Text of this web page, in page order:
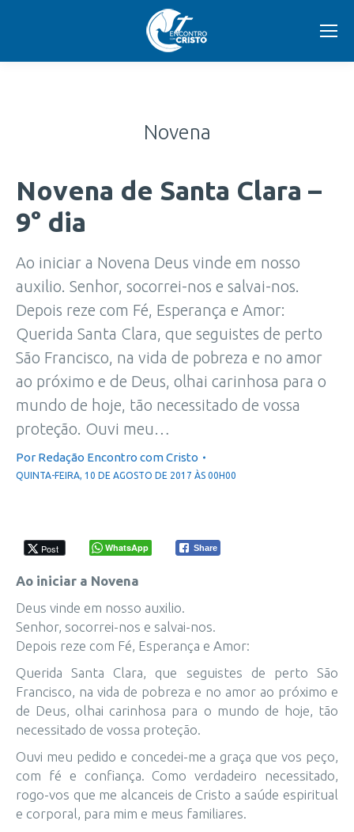
Novena
Novena de Santa Clara –
9° dia
Ao iniciar a Novena Deus vinde em nosso
auxilio. Senhor, socorrei-nos e salvai-nos.
Depois reze com Fé, Esperança e Amor:
Querida Santa Clara, que seguistes de perto
São Francisco, na vida de pobreza e no amor
ao próximo e de Deus, olhai carinhosa para o
mundo de hoje, tão necessitado de vossa
proteção. Ouvi meu…
Por Redação Encontro com Cristo
QUINTA-FEIRA, 10 DE AGOSTO DE 2017 ÀS 00H00
Post WhatsApp Share
Ao iniciar a Novena
Deus vinde em nosso auxilio.
Senhor, socorrei-nos e salvai-nos.
Depois reze com Fé, Esperança e Amor:
Querida Santa Clara, que seguistes de perto São
Francisco, na vida de pobreza e no amor ao próximo e
de Deus, olhai carinhosa para o mundo de hoje, tão
necessitado de vossa proteção.
Ouvi meu pedido e concedei-me a graça que vos peço,
com fé e confiança. Como verdadeiro necessitado,
rogo-vos que me alcanceis de Cristo a saúde espiritual
e corporal, para mim e meus familiares.